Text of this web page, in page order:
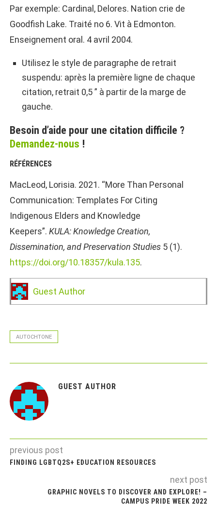
Par exemple: Cardinal, Delores. Nation crie de
Goodfish Lake. Traité no 6. Vit à Edmonton.
Enseignement oral. 4 avril 2004.
Utilisez le style de paragraphe de retrait
suspendu: après la première ligne de chaque
citation, retrait 0,5 ” à partir de la marge de
gauche.
Besoin d’aide pour une citation difficile ?
Demandez-nous !
RÉFÉRENCES
MacLeod, Lorisia. 2021. “More Than Personal
Communication: Templates For Citing
Indigenous Elders and Knowledge
Keepers”. KULA: Knowledge Creation,
Dissemination, and Preservation Studies 5 (1).
https://doi.org/10.18357/kula.135.
Guest Author
AUTOCHTONE
GUEST AUTHOR
previous post
FINDING LGBTQ2S+ EDUCATION RESOURCES
next post
GRAPHIC NOVELS TO DISCOVER AND EXPLORE! –
CAMPUS PRIDE WEEK 2022